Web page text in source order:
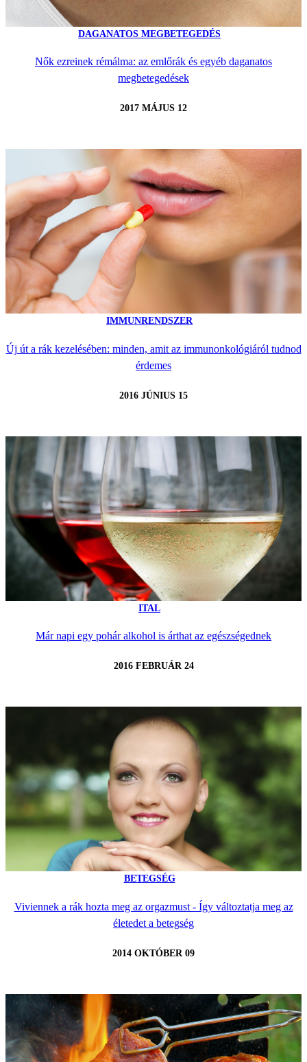
DAGANATOS MEGBETEGEDÉS
Nők ezreinek rémálma: az emlőrák és egyéb daganatos
megbetegedések
2017 MÁJUS 12
IMMUNRENDSZER
Új út a rák kezelésében: minden, amit az immunonkológiáról tudnod
érdemes
2016 JÚNIUS 15
ITAL
Már napi egy pohár alkohol is árthat az egészségednek
2016 FEBRUÁR 24
BETEGSÉG
Viviennek a rák hozta meg az orgazmust - Így változtatja meg az
életedet a betegség
2014 OKTÓBER 09